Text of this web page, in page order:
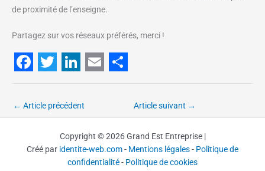
de proximité de l’enseigne.
Partagez sur vos réseaux préférés, merci !
F
a
c
T
w
i
t
L
i
n
k
e
E
a
i
l
S
a
r
e
← Article précédent Article suivant →
Copyright © 2026 Grand Est Entreprise |
Créé par identite-web.com- Mentions légales- Politique de
confidentialité- Politique de cookies